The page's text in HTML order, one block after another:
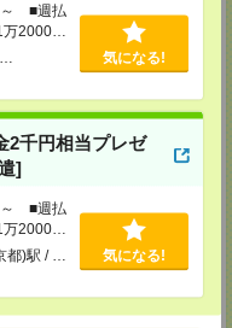
～ ■週払
2000円
気になる!
2千円相当プレゼ
]
～ ■週払
2000円
都)駅 / … 気になる!
ル7階